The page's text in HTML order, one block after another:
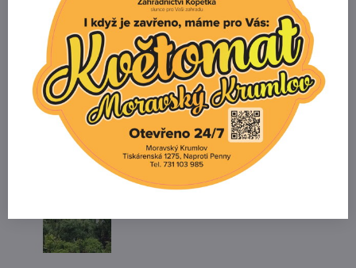
Prodejna
+420 607 042 662
Email
info@zahradnictvikopetka.cz
Zahradnictví Vedrovice